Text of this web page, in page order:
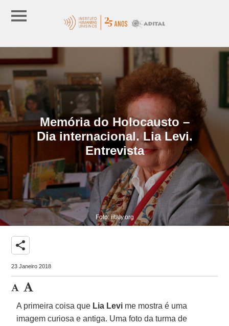
Memória do Holocausto –
Dia internacional. Lia Levi.
Entrevista
Foto: iitaly.org
share
23 Janeiro 2018
A primeira coisa que Lia Levi me mostra é uma
imagem curiosa e antiga. Uma foto da turma de